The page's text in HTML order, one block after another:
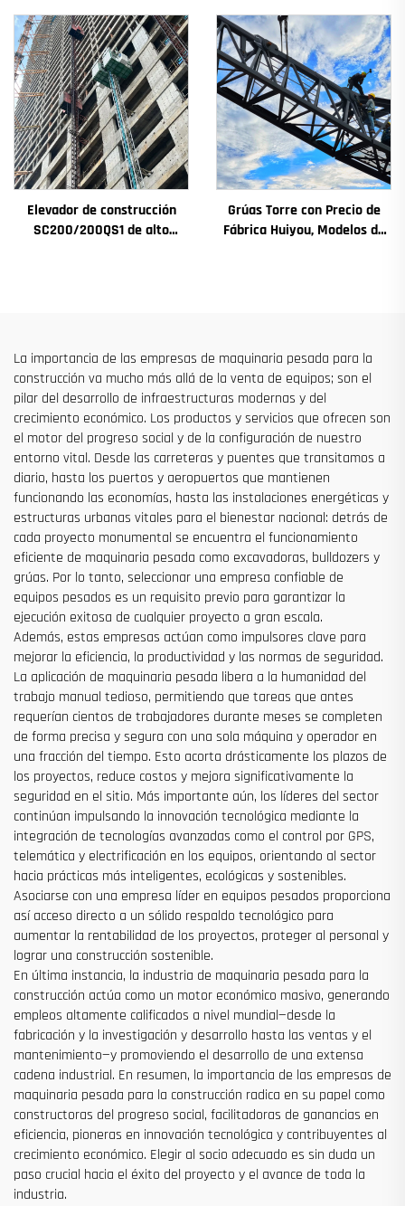
principales: caja de
engranajes, motor de
engranaje, rodamiento
pozos de ascensores,
destinado a Argelia
Elevador de construcción
SC200/200QS1 de alto
Grúas Torre con Precio de
Fábrica Huiyou, Modelos de
La importancia de las empresas de maquinaria pesada para la
construcción va mucho más allá de la venta de equipos; son el
pilar del desarrollo de infraestructuras modernas y del
crecimiento económico. Los productos y servicios que ofrecen son
el motor del progreso social y de la configuración de nuestro
entorno vital. Desde las carreteras y puentes que transitamos a
diario, hasta los puertos y aeropuertos que mantienen
funcionando las economías, hasta las instalaciones energéticas y
estructuras urbanas vitales para el bienestar nacional: detrás de
cada proyecto monumental se encuentra el funcionamiento
eficiente de maquinaria pesada como excavadoras, bulldozers y
grúas. Por lo tanto, seleccionar una empresa confiable de
equipos pesados es un requisito previo para garantizar la
ejecución exitosa de cualquier proyecto a gran escala.
Además, estas empresas actúan como impulsores clave para
mejorar la eficiencia, la productividad y las normas de seguridad.
La aplicación de maquinaria pesada libera a la humanidad del
trabajo manual tedioso, permitiendo que tareas que antes
requerían cientos de trabajadores durante meses se completen
de forma precisa y segura con una sola máquina y operador en
una fracción del tiempo. Esto acorta drásticamente los plazos de
los proyectos, reduce costos y mejora significativamente la
seguridad en el sitio. Más importante aún, los líderes del sector
continúan impulsando la innovación tecnológica mediante la
integración de tecnologías avanzadas como el control por GPS,
telemática y electrificación en los equipos, orientando al sector
hacia prácticas más inteligentes, ecológicas y sostenibles.
Asociarse con una empresa líder en equipos pesados proporciona
así acceso directo a un sólido respaldo tecnológico para
aumentar la rentabilidad de los proyectos, proteger al personal y
lograr una construcción sostenible.
En última instancia, la industria de maquinaria pesada para la
construcción actúa como un motor económico masivo, generando
empleos altamente calificados a nivel mundial—desde la
fabricación y la investigación y desarrollo hasta las ventas y el
mantenimiento—y promoviendo el desarrollo de una extensa
cadena industrial. En resumen, la importancia de las empresas de
maquinaria pesada para la construcción radica en su papel como
constructoras del progreso social, facilitadoras de ganancias en
eficiencia, pioneras en innovación tecnológica y contribuyentes al
crecimiento económico. Elegir al socio adecuado es sin duda un
paso crucial hacia el éxito del proyecto y el avance de toda la
industria.